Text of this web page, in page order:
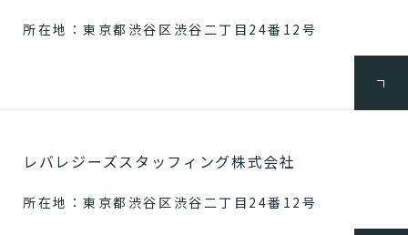
所在地：東京都渋谷区渋谷二丁目24番12号
レバレジーズスタッフィング株式会社
所在地：東京都渋谷区渋谷二丁目24番12号